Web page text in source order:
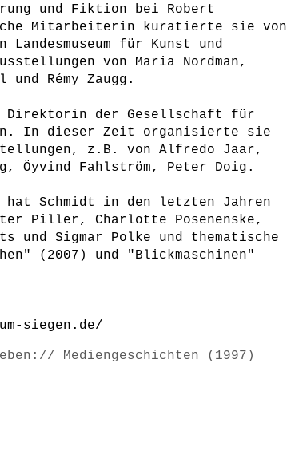
und Fiktion bei Robert
Mitarbeiterin kuratierte sie von
für Kunst und
von Maria Nordman,
Rémy Zaugg.
Direktorin der Gesellschaft für
In dieser Zeit organisierte sie
z.B. von Alfredo Jaar,
Öyvind Fahlström, Peter Doig.
hat Schmidt in den letzten Jahren
Piller, Charlotte Posenenske,
und Sigmar Polke und thematische
(2007) und "Blickmaschinen"
siegen.de/
Mediengeschichten (1997)